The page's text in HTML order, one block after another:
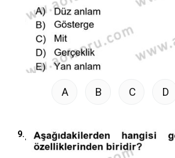
A B C D
9.